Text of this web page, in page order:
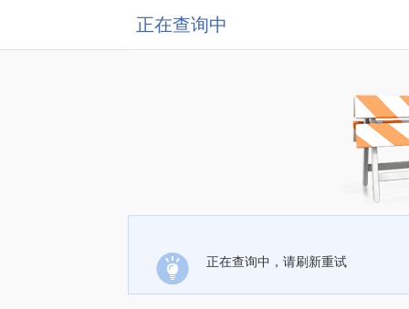
正在查询中
正在查询中，请刷新重试